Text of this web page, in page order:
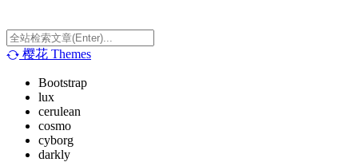
樱花 Themes
Bootstrap
lux
cerulean
cosmo
cyborg
darkly